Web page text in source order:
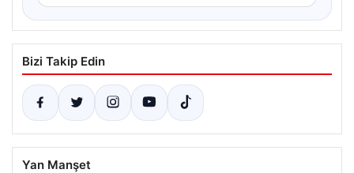
Bizi Takip Edin
Yan Manşet